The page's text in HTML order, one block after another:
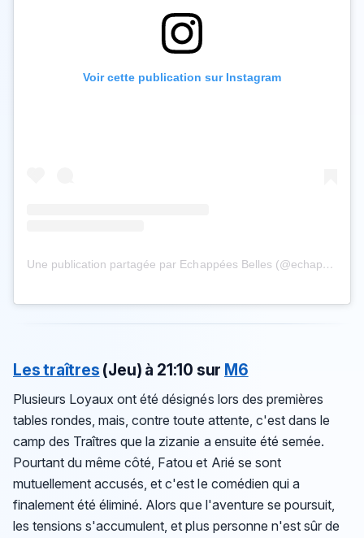
Voir cette publication sur Instagram
Une publication partagée par Echappées Belles (@echappees_belles)
Les traîtres (Jeu) à 21:10 sur M6
Plusieurs Loyaux ont été désignés lors des premières
tables rondes, mais, contre toute attente, c'est dans le
camp des Traîtres que la zizanie a ensuite été semée.
Pourtant du même côté, Fatou et Arié se sont
mutuellement accusés, et c'est le comédien qui a
finalement été éliminé. Alors que l'aventure se poursuit,
les tensions s'accumulent, et plus personne n'est sûr de